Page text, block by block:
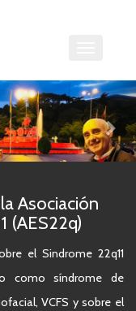
Asociación
(AES22q)
el Sindrome 22q11
como síndrome de
VCFS y sobre el